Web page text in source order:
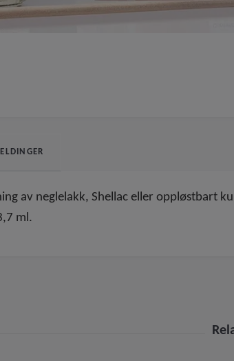
av neglelakk, Shellac eller oppløstbart
ml.